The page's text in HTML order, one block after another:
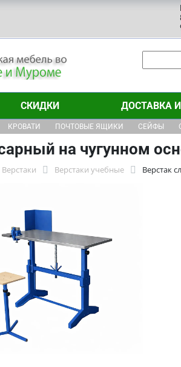
СКИДКИ ДОСТАВКА
КРОВАТИ ПОЧТОВЫЕ ЯЩИКИ СЕЙФЫ
на чугунном
Верстаки Верстаки учебные Верстак